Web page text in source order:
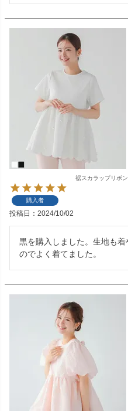
裾スカラップリボ
購入者
投稿日 2024/10/02
黒を購入しました。生地も
のでよく着てました。